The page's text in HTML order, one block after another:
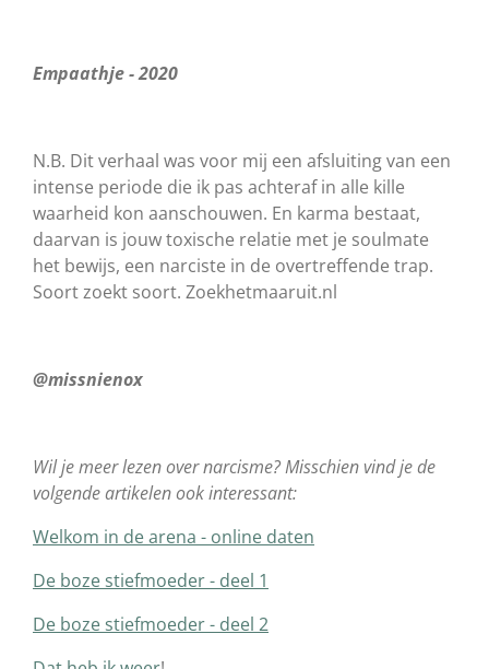
Empaathje - 2020
N.B. Dit verhaal was voor mij een afsluiting van een
intense periode die ik pas achteraf in alle kille
waarheid kon aanschouwen. En karma bestaat,
daarvan is jouw toxische relatie met je soulmate
het bewijs, een narciste in de overtreffende trap.
Soort zoekt soort. Zoekhetmaaruit.nl
@missnienox
Wil je meer lezen over narcisme? Misschien vind je de
volgende artikelen ook interessant:
Welkom in de arena - online daten
De boze stiefmoeder - deel 1
De boze stiefmoeder - deel 2